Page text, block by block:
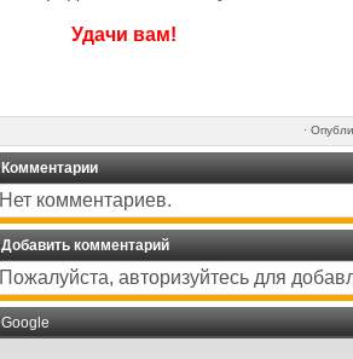
Удачи вам!
·
Комментарии
Нет комментариев.
Добавить комментарий
Пожалуйста, авторизуйтесь для
Google